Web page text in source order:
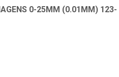
0-25MM (0.01MM) 123-